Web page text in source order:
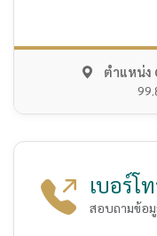
ตำแหน่ง
เบอร์โ
สอบถามข้อ